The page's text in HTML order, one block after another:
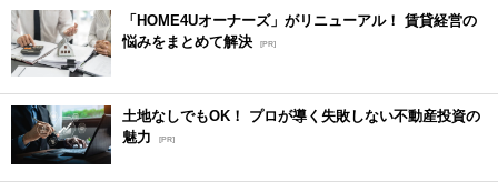
「HOME4Uオーナーズ」がリニューアル！ 賃貸経営の
悩みをまとめて解決 [PR]
土地なしでもOK！ プロが導く失敗しない不動産投資の
魅力
[PR]